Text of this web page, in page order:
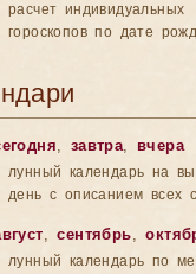
расчет индивидуальных
гороскопов по дате
, завтра,вчера
лунный календарь на
день с описанием всех
,сентябрь,
лунный календарь по